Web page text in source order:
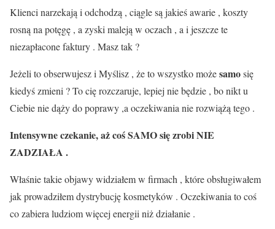
Klienci narzekają i odchodzą , ciągle są jakieś awarie , koszty
rosną na potęgę , a zyski maleją w oczach , a i jeszcze te
niezapłacone faktury . Masz tak ?
Jeżeli to obserwujesz i Myślisz , że to wszystko możesamosię
kiedyś zmieni ? To cię rozczaruje, lepiej nie będzie , bo nikt u
Ciebie nie dąży do poprawy ,a oczekiwania nie rozwiążą tego .
Intensywne czekanie, aż coś SAMO się zrobi NIE
ZADZIAŁA .
Właśnie takie objawy widziałem w firmach , które obsługiwałem
jak prowadziłem dystrybucję kosmetyków . Oczekiwania to coś
co zabiera ludziom więcej energii niż działanie .